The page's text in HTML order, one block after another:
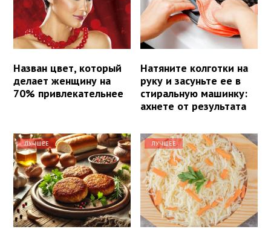
Назван цвет, который
делает женщину на
70% привлекательнее
Натяните колготки на
руку и засуньте ее в
стиральную машинку:
ахнете от результата
ЛУЧШЕЕ ЛУЧШЕЕ